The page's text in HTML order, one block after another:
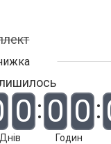
0
Днів
0 0
Годин